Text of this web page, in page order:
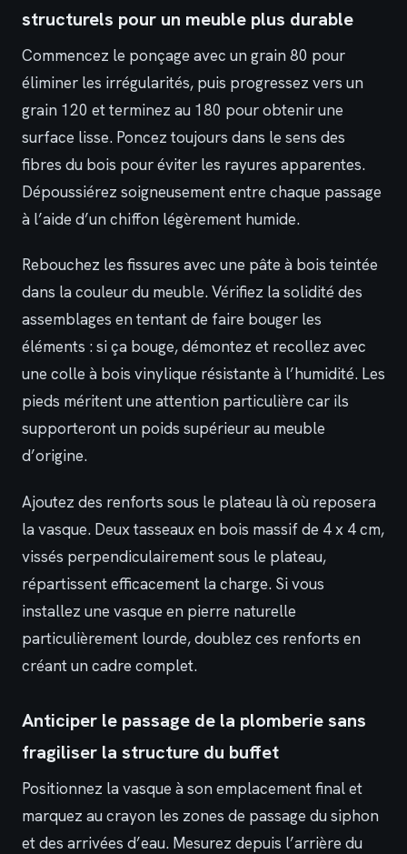
structurels pour un meuble plus durable
Commencez le ponçage avec un grain 80 pour
éliminer les irrégularités, puis progressez vers un
grain 120 et terminez au 180 pour obtenir une
surface lisse. Poncez toujours dans le sens des
fibres du bois pour éviter les rayures apparentes.
Dépoussiérez soigneusement entre chaque passage
à l’aide d’un chiffon légèrement humide.
Rebouchez les fissures avec une pâte à bois teintée
dans la couleur du meuble. Vérifiez la solidité des
assemblages en tentant de faire bouger les
éléments : si ça bouge, démontez et recollez avec
une colle à bois vinylique résistante à l’humidité. Les
pieds méritent une attention particulière car ils
supporteront un poids supérieur au meuble
d’origine.
Ajoutez des renforts sous le plateau là où reposera
la vasque. Deux tasseaux en bois massif de 4 x 4 cm,
vissés perpendiculairement sous le plateau,
répartissent efficacement la charge. Si vous
installez une vasque en pierre naturelle
particulièrement lourde, doublez ces renforts en
créant un cadre complet.
Anticiper le passage de la plomberie sans
fragiliser la structure du buffet
Positionnez la vasque à son emplacement final et
marquez au crayon les zones de passage du siphon
et des arrivées d’eau. Mesurez depuis l’arrière du